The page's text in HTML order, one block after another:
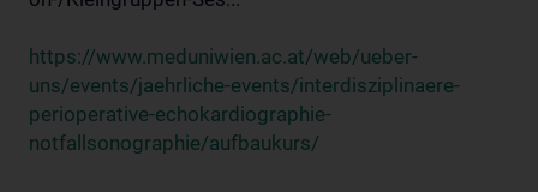
https://www.meduniwien.ac.at/web/ueber-
uns/events/jaehrliche-events/interdisziplinaere-
perioperative-echokardiographie-
notfallsonographie/aufbaukurs/